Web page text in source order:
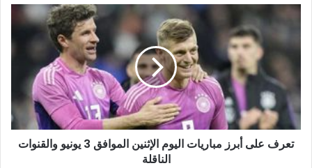
تعرف
مباريات
الإثنين
الموافق
3
يونيو
والقنوات
تعرف على أبرز مباريات اليوم الإثنين الموافق 3 يونيو والقنوات
الناقلة